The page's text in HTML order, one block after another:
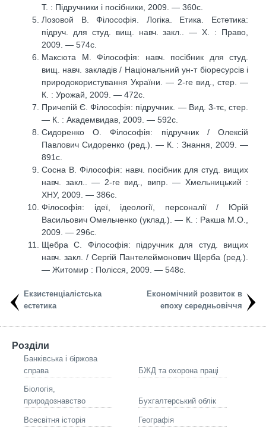
Т. : Підручники і посібники, 2009. — 360с.
Лозовой В. Філософія. Логіка. Етика. Естетика:
підруч. для студ. вищ. навч. закл.. — Х. : Право,
2009. — 574с.
Максюта М. Філософія: навч. посібник для студ.
вищ. навч. закладів / Національний ун-т біоресурсів і
природокористування України. — 2-ге вид., стер. —
К. : Урожай, 2009. — 472с.
Причепій Є. Філософія: підручник. — Вид. 3-тє, стер.
— К. : Академвидав, 2009. — 592с.
Сидоренко О. Філософія: підручник / Олексій
Павлович Сидоренко (ред.). — К. : Знання, 2009. —
891с.
Сосна В. Філософія: навч. посібник для студ. вищих
навч. закл.. — 2-ге вид., випр. — Хмельницький :
ХНУ, 2009. — 386с.
Філософія: ідеї, ідеології, персоналії / Юрій
Васильович Омельченко (уклад.). — К. : Ракша М.О.,
2009. — 296с.
Щебра С. Філософія: підручник для студ. вищих
навч. закл. / Сергій Пантелеймонович Щерба (ред.).
— Житомир : Полісся, 2009. — 548с.
Екзистенціалістська
естетика
Економічний розвиток в
епоху середньовіччя
Розділи
Банківська і біржова
справа
БЖД та охорона праці
Біологія,
природознавство
Бухгалтерський облік
Всесвітня історія Географія